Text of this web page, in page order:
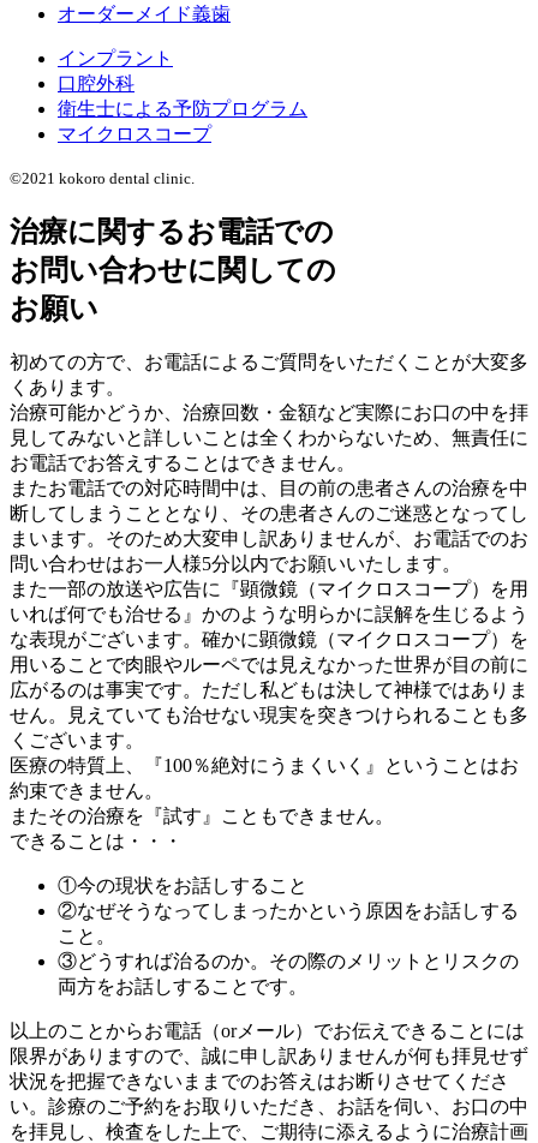
オーダーメイド義歯
インプラント
口腔外科
衛生士による予防プログラム
マイクロスコープ
©2021 kokoro dental clinic.
治療に関するお電話での
お問い合わせに関しての
お願い
初めての方で、お電話によるご質問をいただくことが大変多
くあります。
治療可能かどうか、治療回数・金額など実際にお口の中を拝
見してみないと詳しいことは全くわからないため、無責任に
お電話でお答えすることはできません。
またお電話での対応時間中は、目の前の患者さんの治療を中
断してしまうこととなり、その患者さんのご迷惑となってし
まいます。そのため大変申し訳ありませんが、お電話でのお
問い合わせはお一人様5分以内でお願いいたします。
また一部の放送や広告に『顕微鏡（マイクロスコープ）を用
いれば何でも治せる』かのような明らかに誤解を生じるよう
な表現がございます。確かに顕微鏡（マイクロスコープ）を
用いることで肉眼やルーペでは見えなかった世界が目の前に
広がるのは事実です。ただし私どもは決して神様ではありま
せん。見えていても治せない現実を突きつけられることも多
くございます。
医療の特質上、『100％絶対にうまくいく』ということはお
約束できません。
またその治療を『試す』こともできません。
できることは・・・
①今の現状をお話しすること
②なぜそうなってしまったかという原因をお話しする
こと。
③どうすれば治るのか。その際のメリットとリスクの
両方をお話しすることです。
以上のことからお電話（orメール）でお伝えできることには
限界がありますので、誠に申し訳ありませんが何も拝見せず
状況を把握できないままでのお答えはお断りさせてくださ
い。診療のご予約をお取りいただき、お話を伺い、お口の中
を拝見し、検査をした上で、ご期待に添えるように治療計画